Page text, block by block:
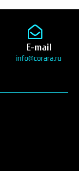
E-mail
info@corara.ru